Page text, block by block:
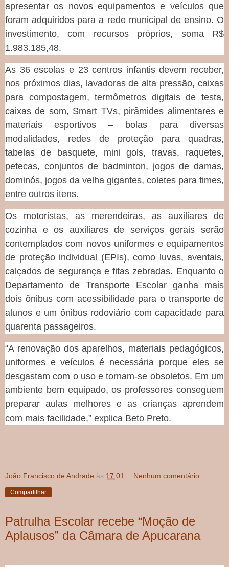
apresentar os novos equipamentos e veículos que
foram adquiridos para a rede municipal de ensino. O
investimento, com recursos próprios, soma R$
1.983.185,48.
As 36 escolas e 23 centros infantis devem receber,
nos próximos dias, lavadoras de alta pressão, caixas
para compostagem, termômetros digitais de testa,
caixas de som, Smart TVs, pirâmides alimentares e
materiais esportivos – bolas para diversas
modalidades, redes de proteção para quadras,
tabelas de basquete, mini gols, travas, raquetes,
petecas, conjuntos de badminton, jogos de damas,
dominós, jogos da velha gigantes, coletes para times,
entre outros itens.
Os motoristas, as merendeiras, as auxiliares de
cozinha e os auxiliares de serviços gerais serão
contemplados com novos uniformes e equipamentos
de proteção individual (EPIs), como luvas, aventais,
calçados de segurança e fitas zebradas. Enquanto o
Departamento de Transporte Escolar ganha mais
dois ônibus com acessibilidade para o transporte de
alunos e um ônibus rodoviário com capacidade para
quarenta passageiros.
“A renovação dos aparelhos, materiais pedagógicos,
uniformes e veículos é necessária porque eles se
desgastam com o uso e tornam-se obsoletos. Em um
ambiente bem equipado, os professores conseguem
preparar aulas melhores e as crianças aprendem
com mais facilidade,” explica Beto Preto.
João Francisco de Andrade às 17:01 Nenhum comentário:
Compartilhar
Patrulha Escolar recebe “Moção de
Aplausos” da Câmara de Apucarana